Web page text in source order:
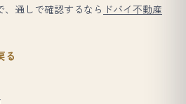
通しで確認するなら ドバイ不動産
る